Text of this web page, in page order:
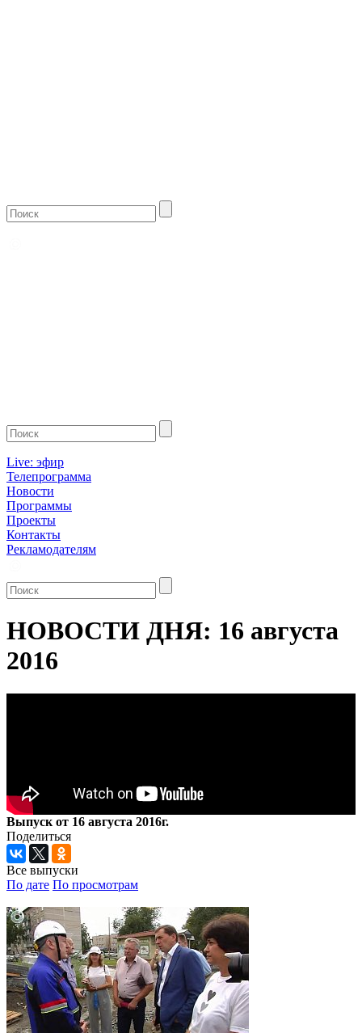
Live: эфир
Телепрограмма
Новости
Программы
Проекты
Контакты
Рекламодателям
НОВОСТИ ДНЯ: 16 августа
2016
Выпуск от 16 августа 2016г.
Поделиться
Все выпуски
По дате По просмотрам